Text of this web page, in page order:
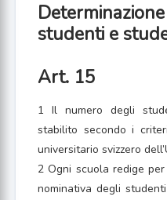
studenti e
Art. 15
1 Il numero degli
stabilito secondo i
universitario svizzero
2 Ogni scuola redige
nominativa degli